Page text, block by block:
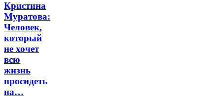
Кристина
Муратова:
Человек,
который
не хочет
всю
жизнь
просидеть
на…